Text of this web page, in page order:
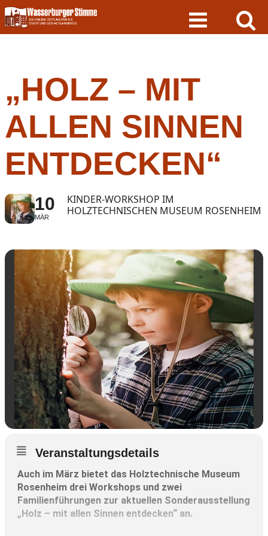
Skip
to
content
„HOLZ – MIT
ALLEN SINNEN
ENTDECKEN“
10
MÄR
KINDER-WORKSHOP IM
HOLZTECHNISCHEN MUSEUM ROSENHEIM
Veranstaltungsdetails
Auch im März bietet das Holztechnische Museum
Rosenheim drei Workshops und zwei
Familienführungen zur aktuellen Sonderausstellung
„Holz – mit allen Sinnen entdecken“ an.